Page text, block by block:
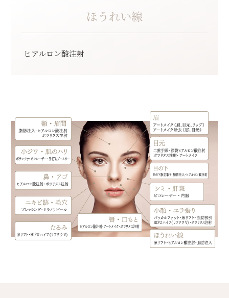
ほうれい線
ヒアルロン酸注射